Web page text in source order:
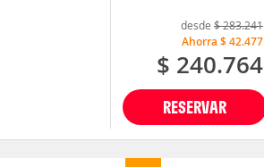
RESERVAR
desde $ 283.241
Ahorra$ 42.477
$ 240.764